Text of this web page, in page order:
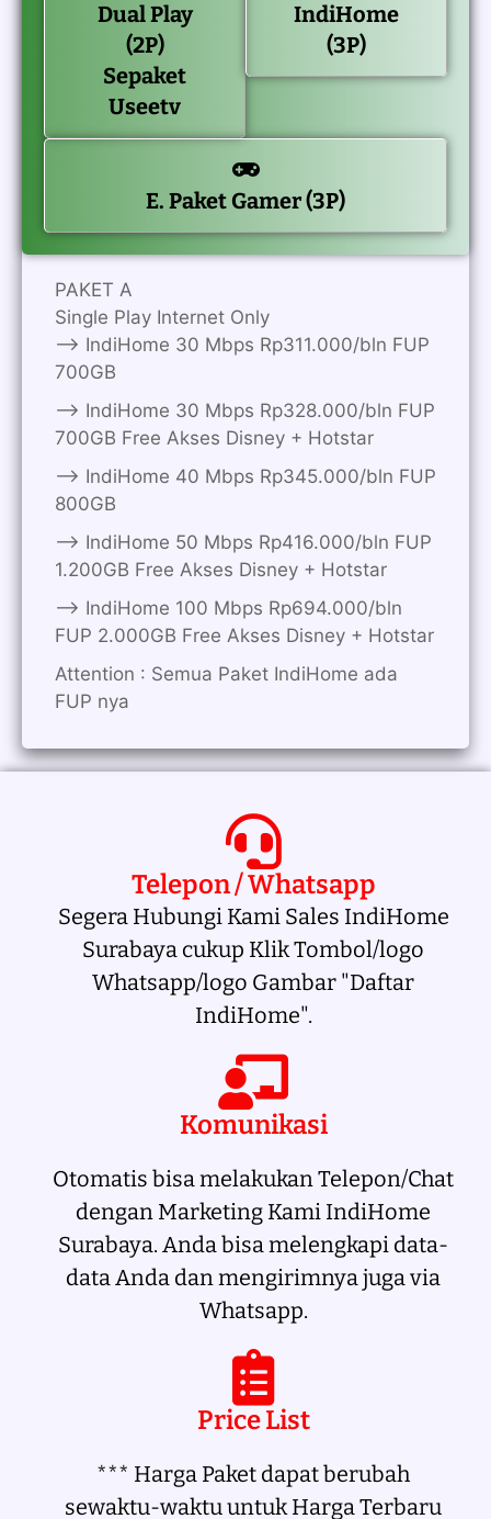
Dual Play
(2P)
Sepaket
Useetv
IndiHome
(3P)
E. Paket Gamer (3P)
PAKET A
Single Play Internet Only
——> IndiHome 30 Mbps Rp311.000/bln FUP
700GB
——> IndiHome 30 Mbps Rp328.000/bln FUP
700GB Free Akses Disney + Hotstar
——> IndiHome 40 Mbps Rp345.000/bln FUP
800GB
——> IndiHome 50 Mbps Rp416.000/bln FUP
1.200GB Free Akses Disney + Hotstar
——> IndiHome 100 Mbps Rp694.000/bln
FUP 2.000GB Free Akses Disney + Hotstar
Attention : Semua Paket IndiHome ada
FUP nya
Telepon / Whatsapp
Segera Hubungi Kami Sales IndiHome
Surabaya cukup Klik Tombol/logo
Whatsapp/logo Gambar "Daftar
IndiHome".
Komunikasi
Otomatis bisa melakukan Telepon/Chat
dengan Marketing Kami IndiHome
Surabaya. Anda bisa melengkapi data-
data Anda dan mengirimnya juga via
Whatsapp.
Price List
*** Harga Paket dapat berubah
sewaktu-waktu untuk Harga Terbaru